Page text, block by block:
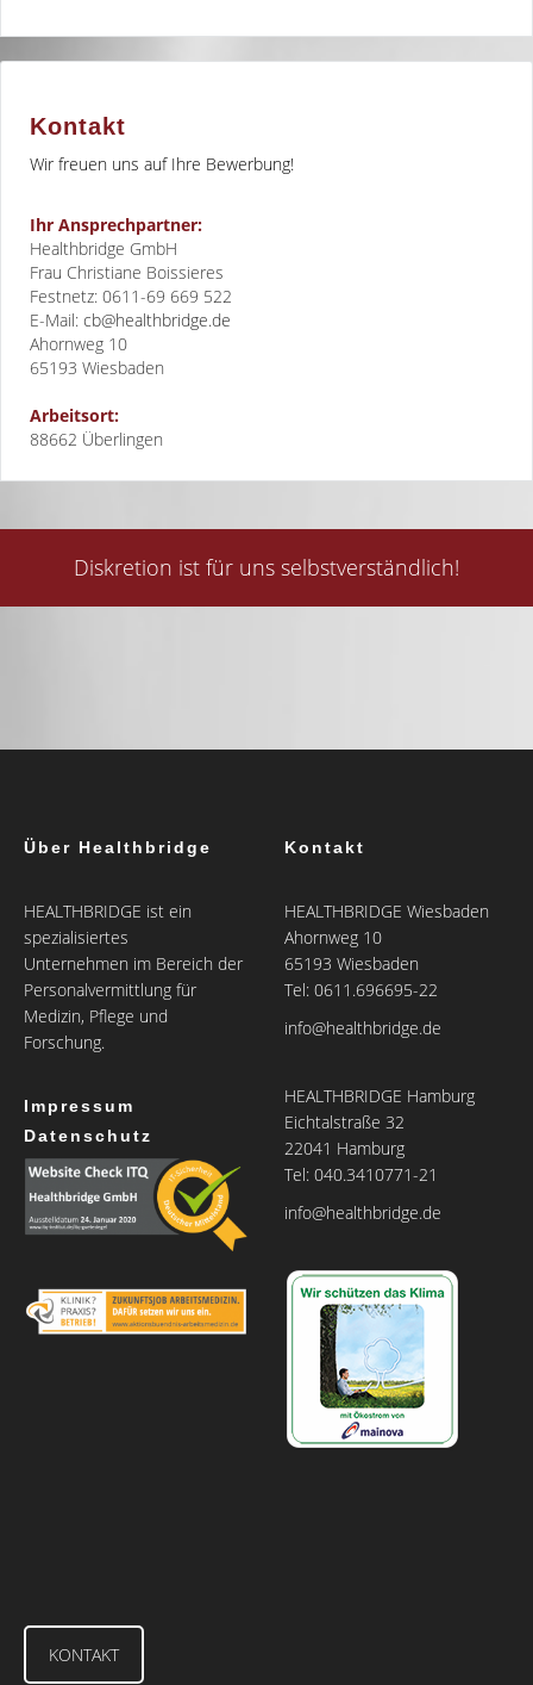
Kontakt
Wir freuen uns auf Ihre Bewerbung!
Ihr Ansprechpartner:
Healthbridge GmbH
Frau Christiane Boissieres
Festnetz: 0611-69 669 522
E-Mail: cb@healthbridge.de
Ahornweg 10
65193 Wiesbaden
Arbeitsort:
88662 Überlingen
Diskretion ist für uns selbstverständlich!
Über Healthbridge
HEALTHBRIDGE ist ein
spezialisiertes
Unternehmen im Bereich der
Personalvermittlung für
Medizin, Pflege und
Forschung.
Impressum
Datenschutz
Kontakt
HEALTHBRIDGE Wiesbaden
Ahornweg 10
65193 Wiesbaden
Tel: 0611.696695-22
info@healthbridge.de
HEALTHBRIDGE Hamburg
Eichtalstraße 32
22041 Hamburg
Tel: 040.3410771-21
info@healthbridge.de
KONTAKT